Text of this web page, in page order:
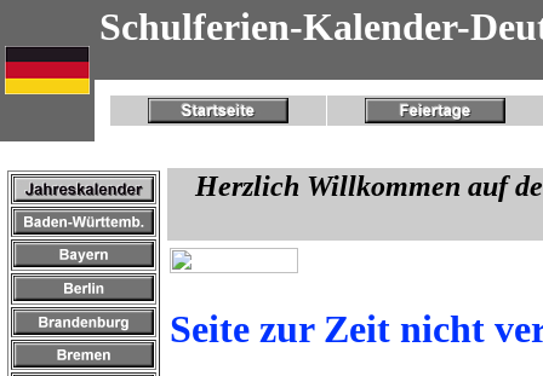
Schulferien-Kalender-
Herzlich Willkommen auf
Seite zur Zeit nicht